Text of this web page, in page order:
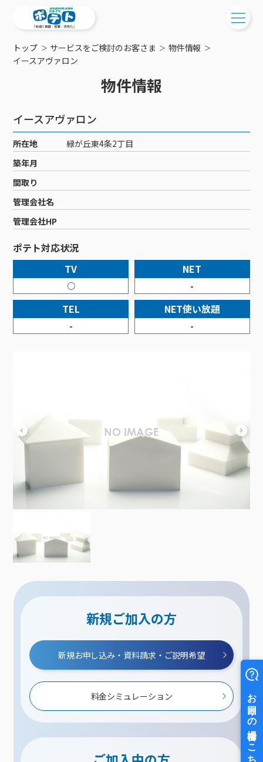
ご検討中の方
工事・配線について
新居をご検討中の方へ
ポテトを導入している集合住宅
物件情報
特典・キャンペーン
おトクな割引サービス
ご加入中の方
ご加入中のサービス確認・変更
WEBメール
サポートサービス
サポートサービストップ
リモートコール
回線速度測定
接続・設定⽅法
訪問サポート＆サポートパックサービス料⾦表
新着情報
メンテナンス・障害情報
ポテトからのプレゼント
イベントカレンダー
講座のご案内
サービス案内
サービス案内
ケーブルテレビ
ケーブルテレビトップ
チャンネル紹介
料⾦プラン
NHK衛星受信料団体⼀括⽀払
機器⼀覧
インターネット
インターネットトップ
料⾦プラン
Wi-Fiサービス
ポテトホーム防犯カメラ
オプションサービス
インターネットギガシェアプラン
固定電話
固定電話トップ
基本料⾦・通話料⾦
オプションサービス
auスマートバリュー
auまとめトーク
ポテトスマートフォントップ
料⾦プラン
機種⼀覧
オプションサービス
でんき
でんきトップ
ポラリンでんき×ポテト
ポテトでんき
暮らしを快適にするサービス
暮らしを快適にするサービストップ
ポテトライフメール
コミチャン
お困りの方はこちら
会社案内
メンテナンス
障害情報
トップ サービスをご検討のお客さま
物件情報
イースアヴァロン
物件情報
イースアヴァロン
所在地
緑が丘東4条2丁目
築年月
間取り
管理会社名
管理会社HP
ポテト対応状況
TV
○
NET
-
TEL
-
NET使い放題
-
新規ご加入の方
新規お申し込み・資料請求・ご説明希望
料金シミュレーション